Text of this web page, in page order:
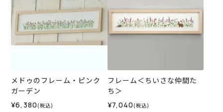
メドゥのフレーム・ピンク
ガーデン
¥6,380 (税込)
フレーム＜ちいさな仲間た
ち＞
¥7,040 (税込)